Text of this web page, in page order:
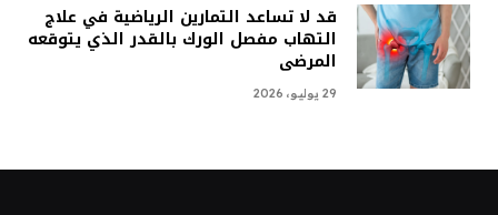
قد لا تساعد التمارين الرياضية في علاج
التهاب مفصل الورك بالقدر الذي يتوقعه
المرضى
29 يوليو، 2026